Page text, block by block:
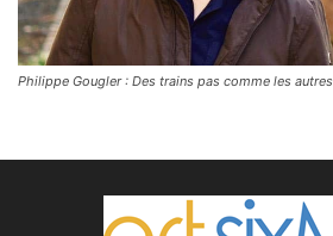
Philippe Gougler : Des trains pas comme les autres